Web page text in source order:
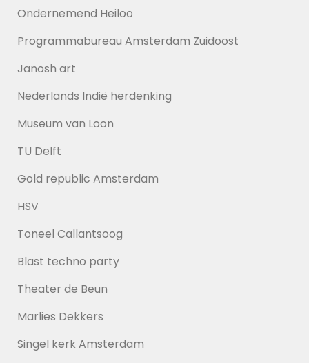
Ondernemend Heiloo
Programmabureau Amsterdam Zuidoost
Janosh art
Nederlands Indië herdenking
Museum van Loon
TU Delft
Gold republic Amsterdam
HSV
Toneel Callantsoog
Blast techno party
Theater de Beun
Marlies Dekkers
Singel kerk Amsterdam